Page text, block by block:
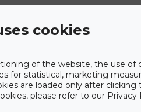
foglalati részről és a kövek
körű felújítását a vásárlástól
cookies
of the website, the use of
for statistical, marketing
are loaded only after
please refer to our Privacy